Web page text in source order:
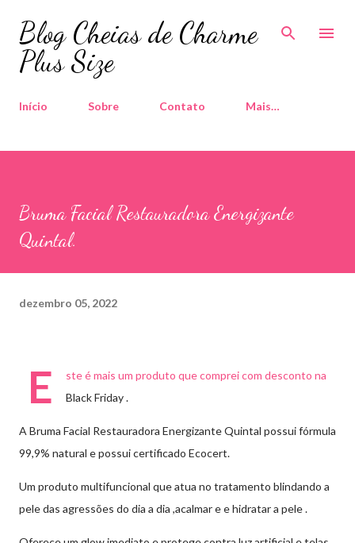
Pular para o conteúdo principal
Blog Cheias de Charme
Plus Size
Início Sobre Contato Mais…
Bruma Facial Restauradora Energizante
Quintal.
dezembro 05, 2022
E
ste é mais um produto que comprei com desconto na
Black Friday .
A Bruma Facial Restauradora Energizante Quintal possui fórmula
99,9% natural e possui certificado Ecocert.
Um produto multifuncional que atua no tratamento blindando a
pele das agressões do dia a dia ,acalmar e e hidratar a pele .